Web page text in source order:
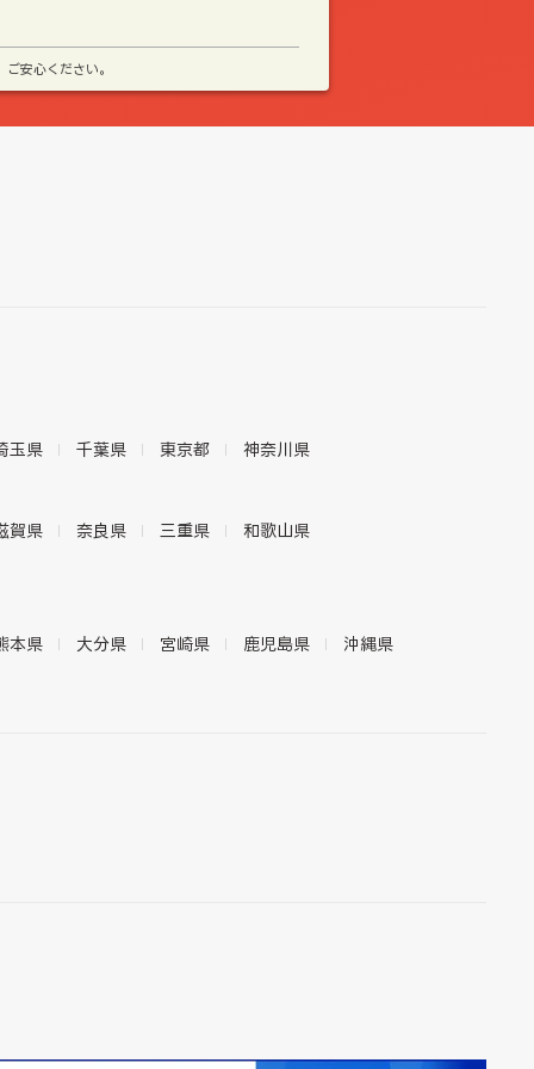
安心ください。
玉県 千葉県 東京都 神奈川県
賀県 奈良県 三重県 和歌山県
本県 大分県 宮崎県 鹿児島県 沖縄県